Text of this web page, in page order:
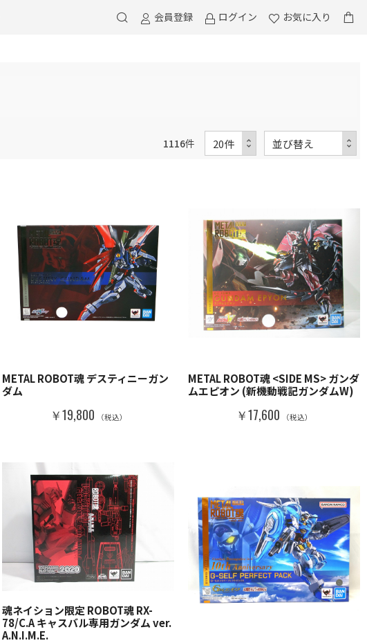
会員登録 ログイン お気に入り
1116件
METAL ROBOT魂 デスティニーガン
ダム
￥19,800 （税込）
METAL ROBOT魂 <SIDE MS> ガンダ
ムエピオン (新機動戦記ガンダムW)
￥17,600 （税込）
魂ネイション限定 ROBOT魂 RX-
78/C.A キャスバル専用ガンダム ver.
A.N.I.M.E.